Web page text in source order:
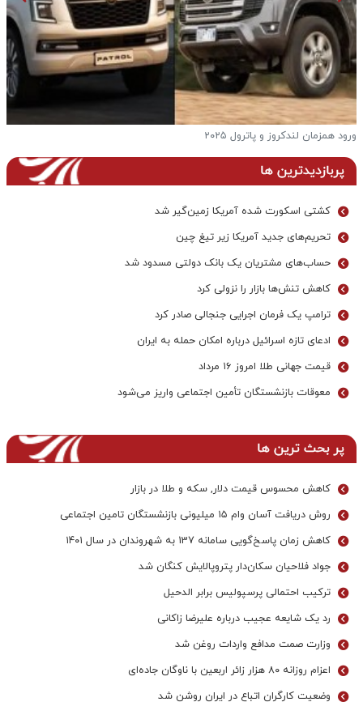
فرار از گرمای تابستان به آغوش خنک و بکرترین دریاچه ها
پربازدیدترین ها
کشتی اسکورت شده آمریکا زمین‌گیر شد
تحریم‌های جدید آمریکا زیر تیغ چین
حساب‌های مشتریان یک بانک‌ دولتی مسدود شد
کاهش تنش‌ها بازار را نزولی کرد
ترامپ یک فرمان اجرایی جنجالی صادر کرد
ادعای تازه اسرائیل درباره امکان حمله به ایران
قیمت جهانی طلا امروز ۱۶ مرداد
معوقات بازنشستگان تأمین اجتماعی واریز می‌شود
پر بحث ترین ها
کاهش محسوس قیمت دلار, سکه و طلا در بازار
روش دریافت آسان وام ۱۵ میلیونی بازنشستگان تامین اجتماعی
کاهش زمان پاسخ‌گویی سامانه 137 به شهروندان در سال ۱۴۰۱
جواد فلاحیان سکان‌دار پتروپالایش کنگان شد
ترکیب احتمالی پرسپولیس برابر الدحیل
رد یک شایعه عجیب درباره علیرضا زاکانی
وزارت صمت مدافع واردات روغن شد
اعزام روزانه ۸۰ هزار زائر اربعین با ناوگان جاده‌ای
وضعیت کارگران اتباع در ایران روشن شد